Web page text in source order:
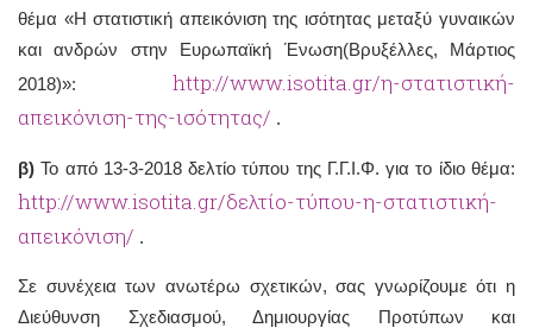
θέμα «Η στατιστική απεικόνιση της ισότητας μεταξύ γυναικών
και ανδρών στην Ευρωπαϊκή Ένωση(Βρυξέλλες, Μάρτιος
2018)»: http://www.isotita.gr/η-στατιστική-
απεικόνιση-της-ισότητας/ .
β)Το από 13-3-2018 δελτίο τύπου της Γ.Γ.Ι.Φ. για το ίδιο θέμα:
http://www.isotita.gr/δελτίο-τύπου-η-στατιστική-
απεικόνιση/ .
Σε συνέχεια των ανωτέρω σχετικών, σας γνωρίζουμε ότι η
Διεύθυνση Σχεδιασμού, Δημιουργίας Προτύπων και